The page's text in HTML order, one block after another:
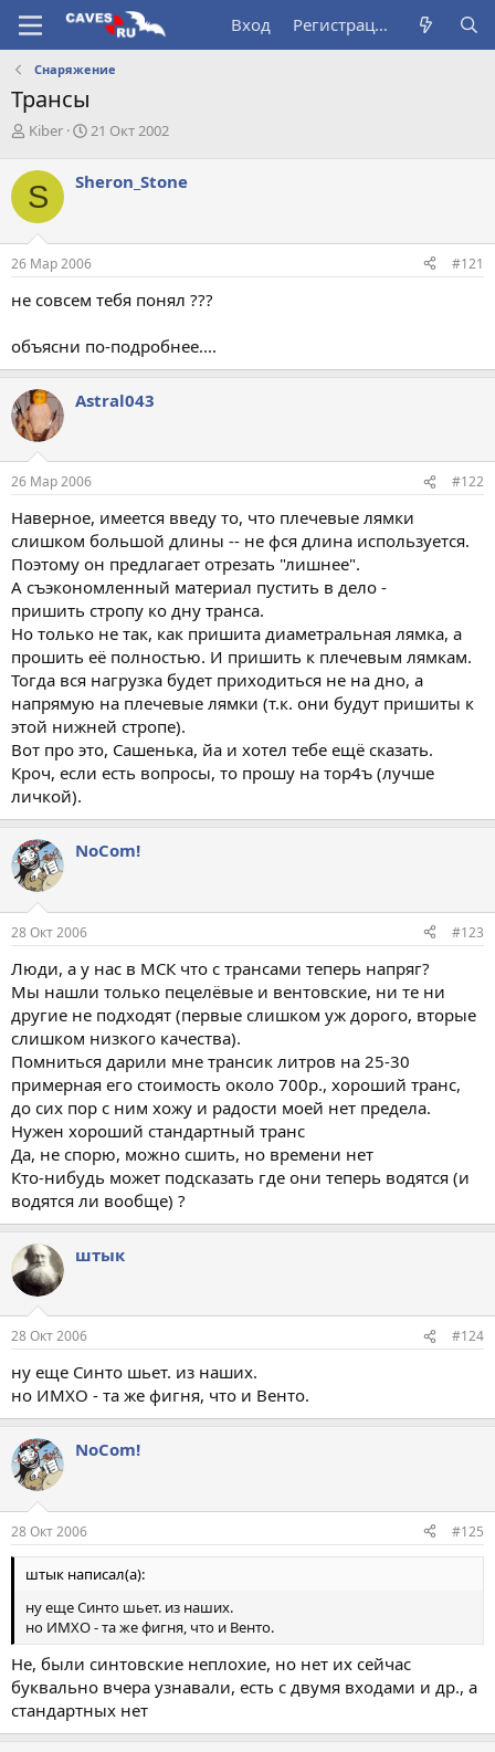
Вход Регистрация
Снаряжение
Трансы
А
т
о
р
т
е
м
Kiber
Д
а
ч
а
а
21 Окт 2002
S Sheron_Stone
26 Мар 2006 #121
не совсем тебя понял ???
объясни по-подробнее....
Astral043
26 Мар 2006 #122
Наверное, имеется введу то, что плечевые лямки
слишком большой длины -- не фся длина используется.
Поэтому он предлагает отрезать "лишнее".
А съэкономленный материал пустить в дело -
пришить стропу ко дну транса.
Но только не так, как пришита диаметральная лямка, а
прошить её полностью. И пришить к плечевым лямкам.
Тогда вся нагрузка будет приходиться не на дно, а
напрямую на плечевые лямки (т.к. они будут пришиты к
этой нижней стропе).
Вот про это, Сашенька, йа и хотел тебе ещё сказать.
Кроч, если есть вопросы, то прошу на тор4ъ (лучше
личкой).
NoCom!
28 Окт 2006 #123
Люди, а у нас в МСК что с трансами теперь напряг?
Мы нашли только пецелёвые и вентовские, ни те ни
другие не подходят (первые слишком уж дорого, вторые
слишком низкого качества).
Помниться дарили мне трансик литров на 25-30
примерная его стоимость около 700р., хороший транс,
до сих пор с ним хожу и радости моей нет предела.
Нужен хороший стандартный транс
Да, не спорю, можно сшить, но времени нет
Кто-нибудь может подсказать где они теперь водятся (и
водятся ли вообще) ?
штык
28 Окт 2006 #124
ну еще Синто шьет. из наших.
но ИМХО - та же фигня, что и Венто.
NoCom!
28 Окт 2006 #125
штык написал(а):
ну еще Синто шьет. из наших.
но ИМХО - та же фигня, что и Венто.
Не, были синтовские неплохие, но нет их сейчас
буквально вчера узнавали, есть с двумя входами и др., а
стандартных нет